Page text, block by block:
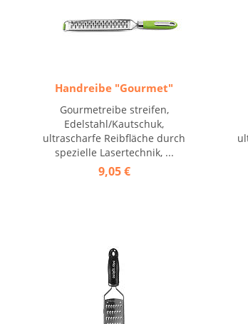
Handreibe "Gourmet"
Gourmetreibe streifen,
Edelstahl/Kautschuk,
ultrascharfe Reibfläche durch
spezielle Lasertechnik, ...
9,05 €